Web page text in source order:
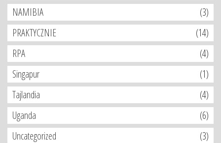
NAMIBIA
(3)
PRAKTYCZNIE
(14)
RPA
(4)
Singapur
(1)
Tajlandia
(4)
Uganda
(6)
Uncategorized
(3)